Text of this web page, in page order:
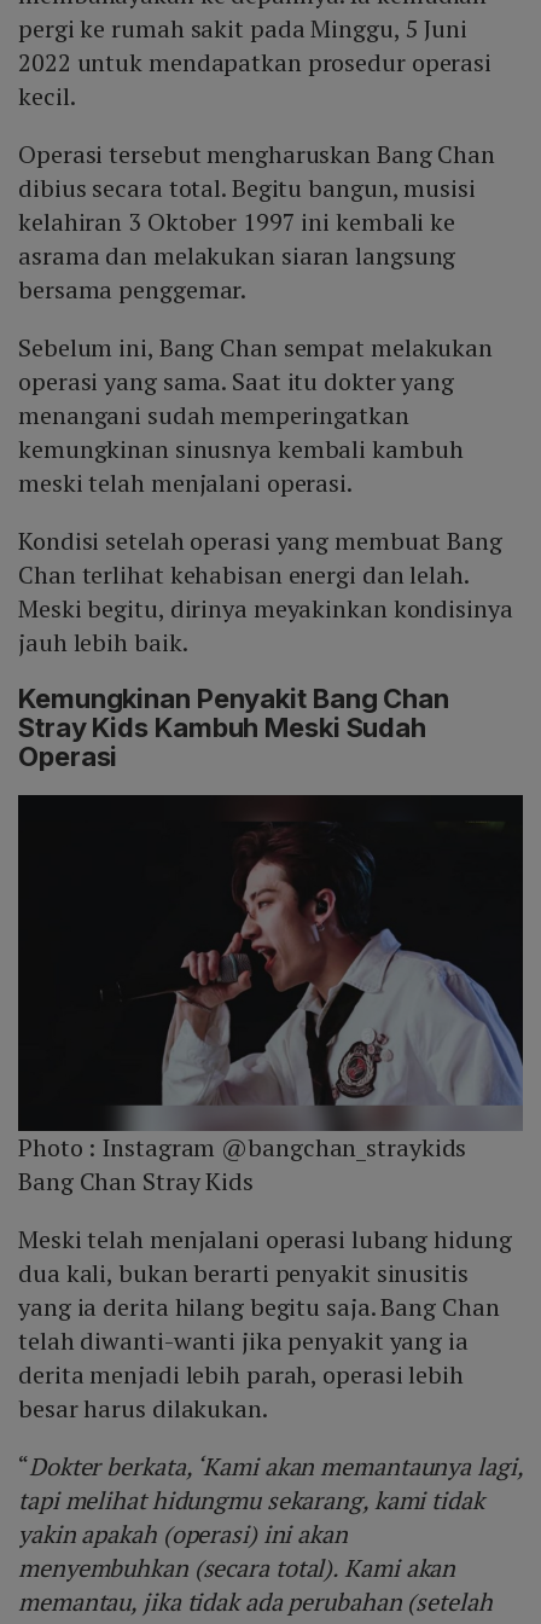
pergi ke rumah sakit pada Minggu, 5 Juni
2022 untuk mendapatkan prosedur operasi
kecil.
Operasi tersebut mengharuskan Bang Chan
dibius secara total. Begitu bangun, musisi
kelahiran 3 Oktober 1997 ini kembali ke
asrama dan melakukan siaran langsung
bersama penggemar.
Sebelum ini, Bang Chan sempat melakukan
operasi yang sama. Saat itu dokter yang
menangani sudah memperingatkan
kemungkinan sinusnya kembali kambuh
meski telah menjalani operasi.
Kondisi setelah operasi yang membuat Bang
Chan terlihat kehabisan energi dan lelah.
Meski begitu, dirinya meyakinkan kondisinya
jauh lebih baik.
Kemungkinan Penyakit Bang Chan
Stray Kids Kambuh Meski Sudah
Operasi
Photo : Instagram @bangchan_straykids
Bang Chan Stray Kids
Meski telah menjalani operasi lubang hidung
dua kali, bukan berarti penyakit sinusitis
yang ia derita hilang begitu saja. Bang Chan
telah diwanti-wanti jika penyakit yang ia
derita menjadi lebih parah, operasi lebih
besar harus dilakukan.
“Dokter berkata, ‘Kami akan memantaunya lagi,
tapi melihat hidungmu sekarang, kami tidak
yakin apakah (operasi) ini akan
menyembuhkan (secara total). Kami akan
memantau, jika tidak ada perubahan (setelah